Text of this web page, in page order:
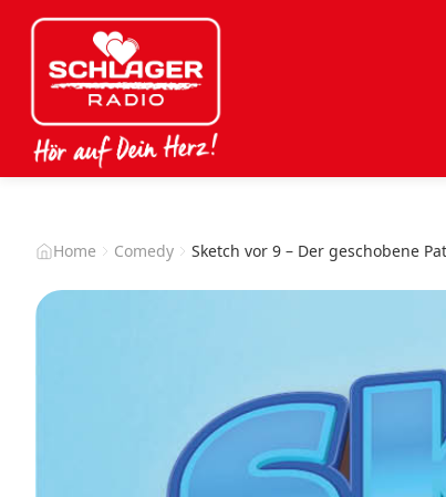
Home Comedy Sketch vor 9 – Der geschobene